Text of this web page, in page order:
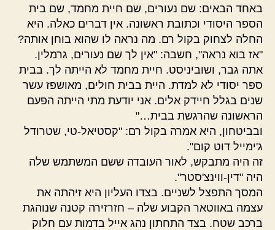
באחד הבאים: שם נעורים, שם חיית מחמד, שם בית
הספר היסודי וכתובת ראשונה. אין דברים כאלה. היא
החלה לצחוק בקול רם. מה נראה לו שהוא בוחן אותה?
"אז בוא נראה", חשבה: "אין לך שם נעורים, גרמלין.
אתה גבר, ושוביניסט. חיית מחמד לא הייתה לך. בבית
ספר יסודי לא למדת. היית בבית חולים, מאושפז עשר
שנים בגלל חיידק אלים. אני יודעת מתי הייתה הפעם
הראשונה שהרגשת בבית…"
ובביטחון, היא אמרה בקול רם: "קסטיאל-טי, שטרודל
ג'ימייל דוט קום".
זה היה מתבקש, לאור העובדה ששם המשתמש שלה
היה "דין-ווינצ'סטר".
המסך התפצל לשניים. בצדו העליון היא זיהתה את
עצמה באווטאר הקבוע שלה – חזרזירה קטנה שנוהגת
ברכב שטח. בצד התחתון נהג אייל בדמות עם חלוק